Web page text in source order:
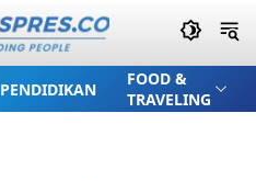
PENDIDIKAN
FOOD &
TRAVELING